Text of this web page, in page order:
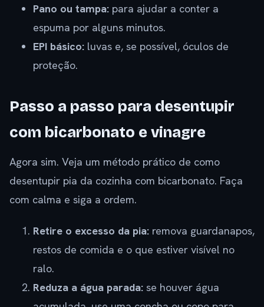
Pano ou tampa: para ajudar a conter a
espuma por alguns minutos.
EPI básico: luvas e, se possível, óculos de
proteção.
Passo a passo para desentupir
com bicarbonato e vinagre
Agora sim. Veja um método prático de como
desentupir pia da cozinha com bicarbonato. Faça
com calma e siga a ordem.
Retire o excesso da pia: remova guardanapos,
restos de comida e o que estiver visível no
ralo.
Reduza a água parada: se houver água